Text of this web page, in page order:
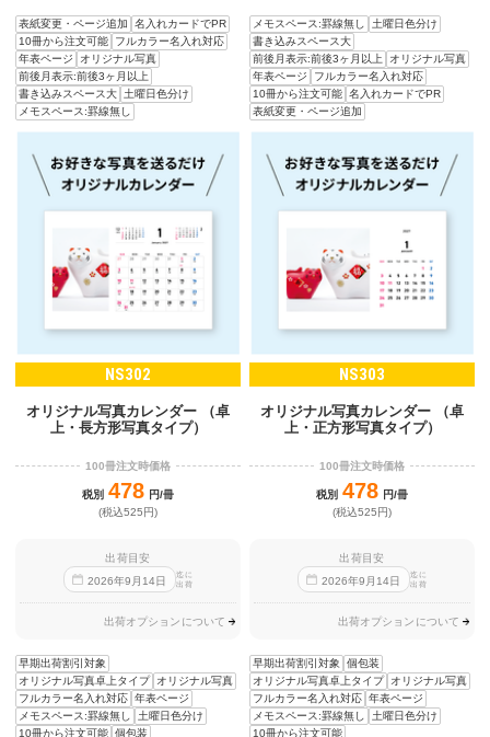
表紙変更・ページ追加
名入れカードでPR
10冊から注文可能
フルカラー名入れ対応
年表ページ
オリジナル写真
前後月表示:前後3ヶ月以上
書き込みスペース大
土曜日色分け
メモスペース:罫線無し
メモスペース:罫線無し
土曜日色分け
書き込みスペース大
前後月表示:前後3ヶ月以上
オリジナル写真
年表ページ
フルカラー名入れ対応
10冊から注文可能 名入れカードでPR
表紙変更・ページ追加
NS302
オリジナル写真カレンダー （卓
上・長方形写真タイプ）
100冊注文時価格
税別 478 円/冊
(税込525円)
出荷目安
2026年9 月 14日
迄に
出荷
出荷オプションについて
早期出荷割引対象
オリジナル写真卓上タイプ
オリジナル写真
フルカラー名入れ対応 年表ページ
メモスペース:罫線無し
土曜日色分け
10冊から注文可能 個包装
NS303
オリジナル写真カレンダー （卓
上・正方形写真タイプ）
100冊注文時価格
税別 478 円/冊
(税込525円)
出荷目安
2026年9 月 14日
迄に
出荷
出荷オプションについて
早期出荷割引対象
個包装
オリジナル写真卓上タイプ
オリジナル写真
フルカラー名入れ対応 年表ページ
メモスペース:罫線無し
土曜日色分け
10冊から注文可能